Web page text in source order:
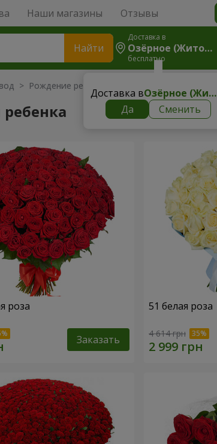
Наши магазины Отзывы
Найти
Доставка в
Озёрное (Житомирская Область)
бесплатно
Доставка в Озёрное (Житомирская область)
Да
Сменить
> Рождение ребенка
роза
Заказать
51 белая роза
4 614 грн